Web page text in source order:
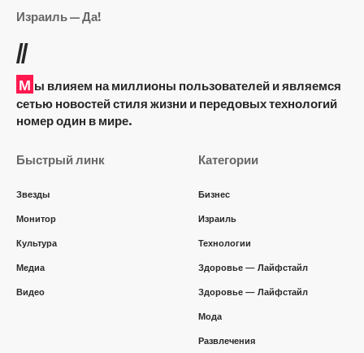
Израиль — Да!
//
М ы влияем на миллионы пользователей и являемся
сетью новостей стиля жизни и передовых технологий
номер один в мире.
Быстрый линк
Звезды
Монитор
Культура
Медиа
Видео
Категории
Бизнес
Израиль
Технологии
Здоровье — Лайфстайл
Здоровье — Лайфстайл
Мода
Развлечения